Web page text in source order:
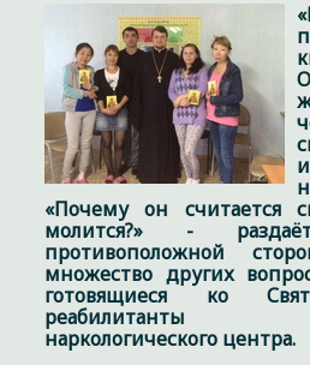
«Почему он считается
молится?» -
противоположной
множество других
готовящиеся ко
реабилитанты
наркологического центра.